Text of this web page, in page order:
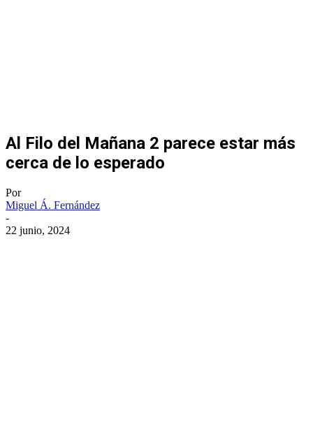
Al Filo del Mañana 2 parece estar más
cerca de lo esperado
Por
Miguel Á. Fernández
-
22 junio, 2024